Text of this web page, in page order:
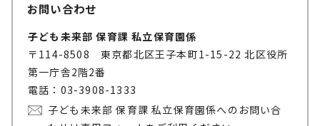
お問い合わせ
子ども未来部 保育課 私立保育園係
〒114-8508 東京都北区王子本町1-15-22 北区役所
第一庁舎2階2番
電話：03-3908-1333
子ども未来部 保育課 私立保育園係へのお問い合